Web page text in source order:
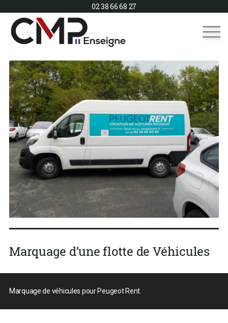
02 38 66 68 27
Marquage d’une flotte de Véhicules
Marquage de véhicules pour Peugeot Rent.